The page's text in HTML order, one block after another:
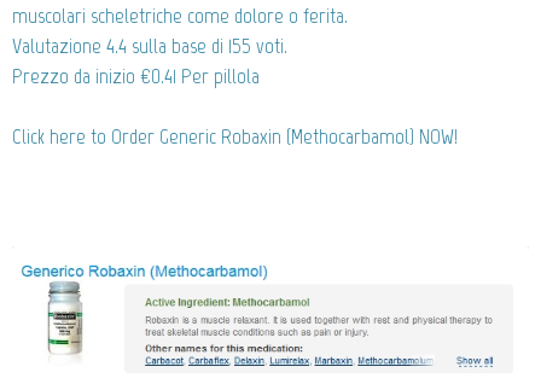
muscolari scheletriche come dolore o ferita.
Valutazione 4.4 sulla base di 155 voti.
Prezzo da inizio €0.41 Per pillola
Click here to Order Generic Robaxin (Methocarbamol) NOW!